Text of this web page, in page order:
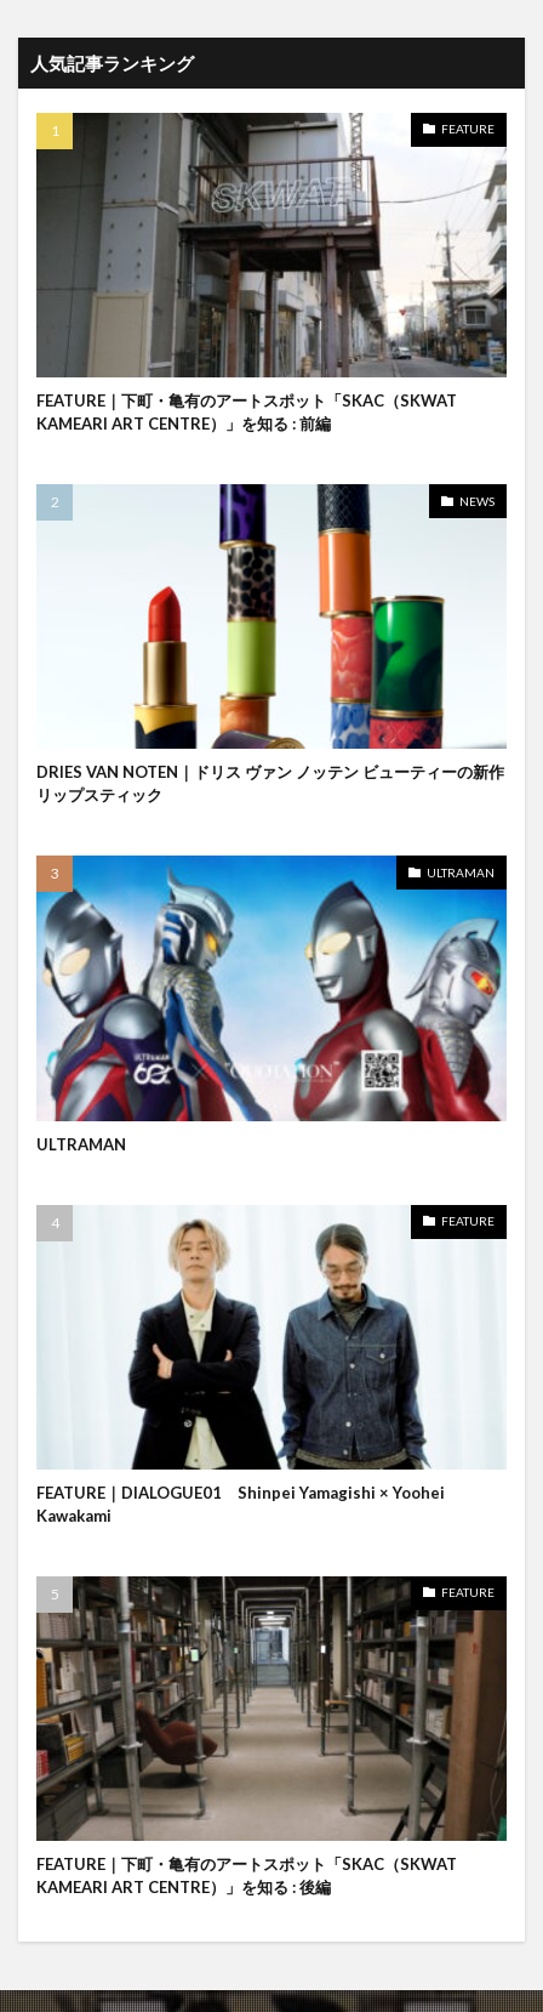
人気記事ランキング
FEATURE
FEATURE｜下町・亀有のアートスポット「SKAC（SKWAT
KAMEARI ART CENTRE）」を知る : 前編
NEWS
DRIES VAN NOTEN｜ドリス ヴァン ノッテン ビューティーの新作
リップスティック
ULTRAMAN
ULTRAMAN
FEATURE
FEATURE｜DIALOGUE01 Shinpei Yamagishi × Yoohei
Kawakami
FEATURE
FEATURE｜下町・亀有のアートスポット「SKAC（SKWAT
KAMEARI ART CENTRE）」を知る : 後編